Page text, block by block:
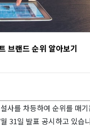
브랜드 순위 알아보기
사를 차등하여 순위를 매
31일 발표 공시하고 있습